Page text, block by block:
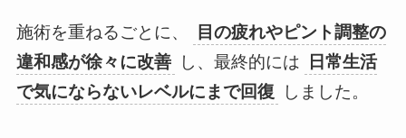
施術を重ねるごとに、
目の疲れやピント調整の
違和感が徐々に改善
し、最終的には
日常生活
で気にならないレベルにまで回復
しました。